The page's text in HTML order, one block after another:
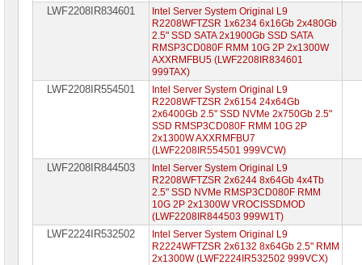
LWF2208IR834601
Intel Server System Original L9
R2208WFTZSR 1x6234 6x16Gb 2x480Gb
2.5" SSD SATA 2x1900Gb SSD SATA
RMSP3CD080F RMM 10G 2P 2x1300W
AXXRMFBU5 (LWF2208IR834601
999TAX)
LWF2208IR554501
Intel Server System Original L9
R2208WFTZSR 2x6154 24x64Gb
2x6400Gb 2.5" SSD NVMe 2x750Gb 2.5"
SSD RMSP3CD080F RMM 10G 2P
2x1300W AXXRMFBU7
(LWF2208IR554501 999VCW)
LWF2208IR844503
Intel Server System Original L9
R2208WFTZSR 2x6244 8x64Gb 4x4Tb
2.5" SSD NVMe RMSP3CD080F RMM
10G 2P 2x1300W VROCISSDMOD
(LWF2208IR844503 999W1T)
LWF2224IR532502
Intel Server System Original L9
R2224WFTZSR 2x6132 8x64Gb 2.5" RMM
2x1300W (LWF2224IR532502 999VCX)